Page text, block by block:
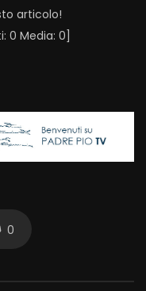
articolo!
0 Media: 0]
0